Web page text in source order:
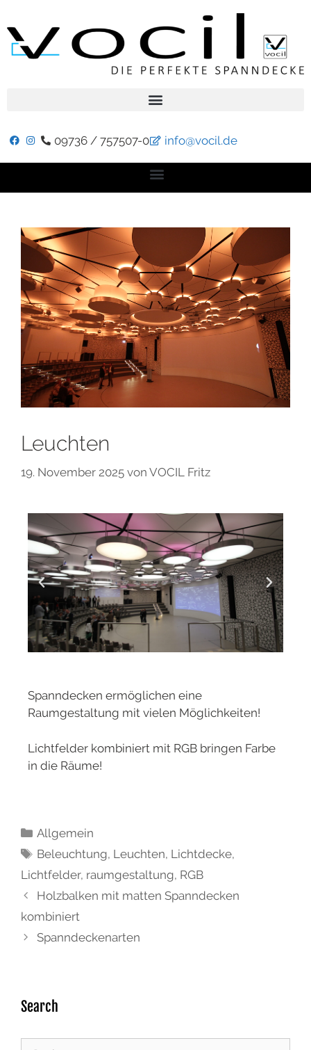
09736 / 757507-0 info@vocil.de
Leuchten
19. November 2025 von VOCIL Fritz
Spanndecken ermöglichen eine
Raumgestaltung mit vielen Möglichkeiten!
Lichtfelder kombiniert mit RGB bringen Farbe
in die Räume!
Allgemein
Beleuchtung, Leuchten, Lichtdecke,
Lichtfelder, raumgestaltung, RGB
Holzbalken mit matten Spanndecken
kombiniert
Spanndeckenarten
Search